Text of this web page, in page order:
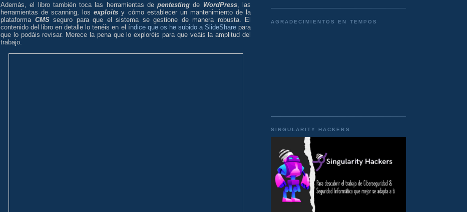
Además, el libro también toca las herramientas depentesting de WordPress, las
herramientas de scanning, losexploits y cómo establecer un mantenimiento de la
plataforma CMSseguro para que el sistema se gestione de manera robusta. El
contenido del libro en detalle lo tenéis en el índice que os he subido a SlideSharepara
que lo podáis revisar. Merece la pena que lo exploréis para que veáis la amplitud del
trabajo.
AGRADECIMIENTOS EN TEMPOS
SINGULARITY HACKERS